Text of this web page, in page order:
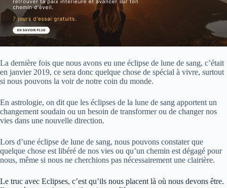
La dernière fois que nous avons eu une éclipse de lune de sang, c’était
en janvier 2019, ce sera donc quelque chose de spécial à vivre, surtout
si nous pouvons la voir de notre coin du monde.
En astrologie, on dit que les éclipses de la lune de sang apportent un
changement soudain ou un besoin de transformer ou de changer nos
vies dans une nouvelle direction.
Lors d’une éclipse de lune de sang, nous pouvons constater que
quelque chose est libéré de nos vies ou qu’un chemin est dégagé pour
nous, même si nous ne cherchions pas nécessairement une clairière.
Le truc avec Eclipses, c’est qu’ils nous placent là où nous devons être.